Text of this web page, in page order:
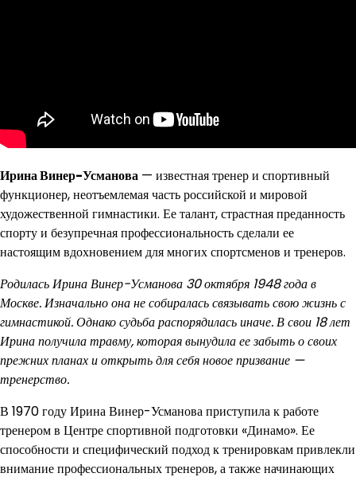
Ирина Винер-Усманова — известная тренер и спортивный
функционер, неотъемлемая часть российской и мировой
художественной гимнастики. Ее талант, страстная преданность
спорту и безупречная профессиональность сделали ее
настоящим вдохновением для многих спортсменов и тренеров.
Родилась Ирина Винер-Усманова 30 октября 1948 года в
Москве. Изначально она не собиралась связывать свою жизнь с
гимнастикой. Однако судьба распорядилась иначе. В свои 18 лет
Ирина получила травму, которая вынудила ее забыть о своих
прежних планах и открыть для себя новое призвание —
тренерство.
В 1970 году Ирина Винер-Усманова приступила к работе
тренером в Центре спортивной подготовки «Динамо». Ее
способности и специфический подход к тренировкам привлекли
внимание профессиональных тренеров, а также начинающих